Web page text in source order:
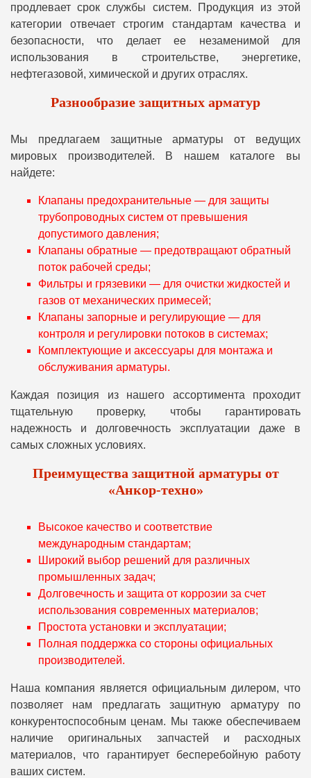
продлевает срок службы систем. Продукция из этой
категории отвечает строгим стандартам качества и
безопасности, что делает ее незаменимой для
использования в строительстве, энергетике,
нефтегазовой, химической и других отраслях.
Разнообразие защитных арматур
Мы предлагаем защитные арматуры от ведущих
мировых производителей. В нашем каталоге вы
найдете:
Клапаны предохранительные — для защиты
трубопроводных систем от превышения
допустимого давления;
Клапаны обратные — предотвращают обратный
поток рабочей среды;
Фильтры и грязевики — для очистки жидкостей и
газов от механических примесей;
Клапаны запорные и регулирующие — для
контроля и регулировки потоков в системах;
Комплектующие и аксессуары для монтажа и
обслуживания арматуры.
Каждая позиция из нашего ассортимента проходит
тщательную проверку, чтобы гарантировать
надежность и долговечность эксплуатации даже в
самых сложных условиях.
Преимущества защитной арматуры от
«Анкор-техно»
Высокое качество и соответствие
международным стандартам;
Широкий выбор решений для различных
промышленных задач;
Долговечность и защита от коррозии за счет
использования современных материалов;
Простота установки и эксплуатации;
Полная поддержка со стороны официальных
производителей.
Наша компания является официальным дилером, что
позволяет нам предлагать защитную арматуру по
конкурентоспособным ценам. Мы также обеспечиваем
наличие оригинальных запчастей и расходных
материалов, что гарантирует бесперебойную работу
ваших систем.